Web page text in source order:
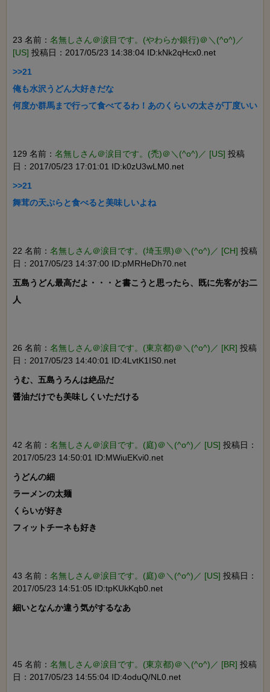
23 名前： 名無しさん＠涙目です。(やわらか銀行)＠＼(^o^)／
[US] 投稿日：2017/05/23 14:38:04 ID:kNk2qHcx0.net
>>21
俺も水沢うどん大好きだな
何度か群馬まで行って食べてるわ！あのくらいの太さが丁度いい
129 名前： 名無しさん＠涙目です。(禿)＠＼(^o^)／ [US] 投稿
日：2017/05/23 17:01:01 ID:k0zU3wLM0.net
>>21
舞茸の天ぷらと食べると美味しいよね
22 名前： 名無しさん＠涙目です。(埼玉県)＠＼(^o^)／ [CH] 投稿
日：2017/05/23 14:37:00 ID:pMRHeDh70.net
五島うどん最高だよ・・・と書こうと思ったら、既に先客がお二
人
26 名前： 名無しさん＠涙目です。(東京都)＠＼(^o^)／ [KR] 投稿
日：2017/05/23 14:40:01 ID:4LvtK1IS0.net
うむ、五島うろんは絶品だ
醤油だけでも美味しくいただける
42 名前： 名無しさん＠涙目です。(庭)＠＼(^o^)／ [US] 投稿日：
2017/05/23 14:50:01 ID:MWiuEKvi0.net
うどんの細
ラーメンの太麺
くらいが好き
フィットチーネも好き
43 名前： 名無しさん＠涙目です。(庭)＠＼(^o^)／ [US] 投稿日：
2017/05/23 14:51:05 ID:tpKUkKqb0.net
細いとなんか違う気がするなあ
45 名前： 名無しさん＠涙目です。(東京都)＠＼(^o^)／ [BR] 投稿
日：2017/05/23 14:55:04 ID:4oduQ/NL0.net